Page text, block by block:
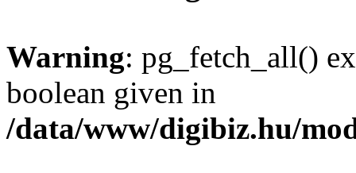
Warning: pg_fetch_all()
boolean given in
/data/www/digibiz.hu/